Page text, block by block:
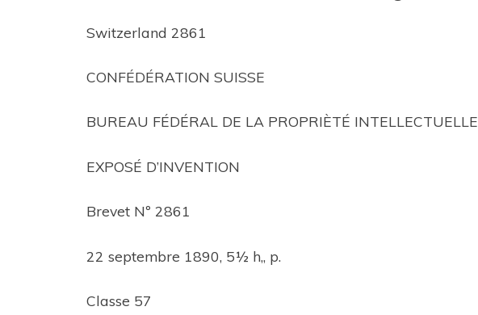
Switzerland 2861
CONFÉDÉRATION SUISSE
BUREAU FÉDÉRAL DE LA PROPRIÈTÉ INTELLECTUELLE
EXPOSÉ D’INVENTION
Brevet Nº 2861
22 septembre 1890, 5½ h,, p.
Classe 57